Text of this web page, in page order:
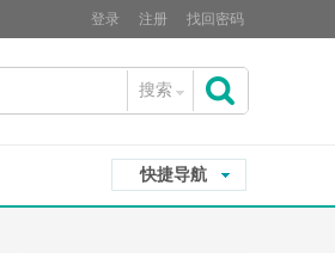
登录 注册 找回密码
搜索
快捷导航